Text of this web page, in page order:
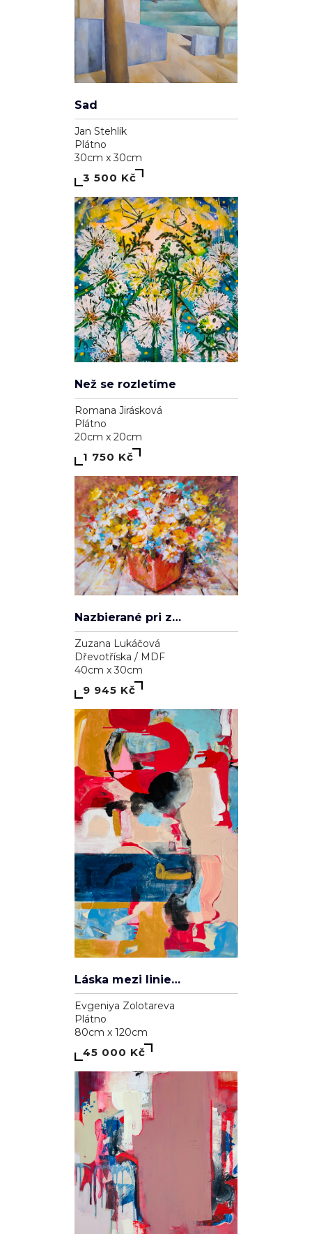
Sad
Jan Stehlík
Plátno
30cm x 30cm
3 500 Kč
Než se rozletíme
Romana Jirásková
Plátno
20cm x 20cm
1 750 Kč
Nazbierané pri západe slnka
Zuzana Lukáčová
Dřevotříska / MDF
40cm x 30cm
9 945 Kč
Láska mezi liniemi
Evgeniya Zolotareva
Plátno
80cm x 120cm
45 000 Kč